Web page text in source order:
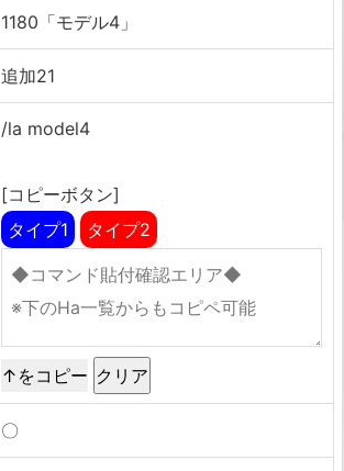
1180「モデル4」
追加21
/la model4
[コピーボタン]
タイプ1
タイプ2
↑をコピー
〇